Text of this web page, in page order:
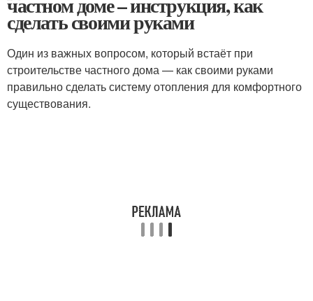
сделать своими руками
Один из важных вопросом, который встаёт при
строительстве частного дома — как своими руками
правильно сделать систему отопления для комфортного
существования.